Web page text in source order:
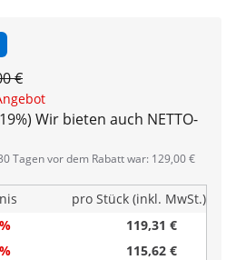
€
Wir bieten auch NETTO-
Tagen vor dem Rabatt war: 129,00 €
pro Stück (inkl. MwSt.)
119,31 €
115,62 €